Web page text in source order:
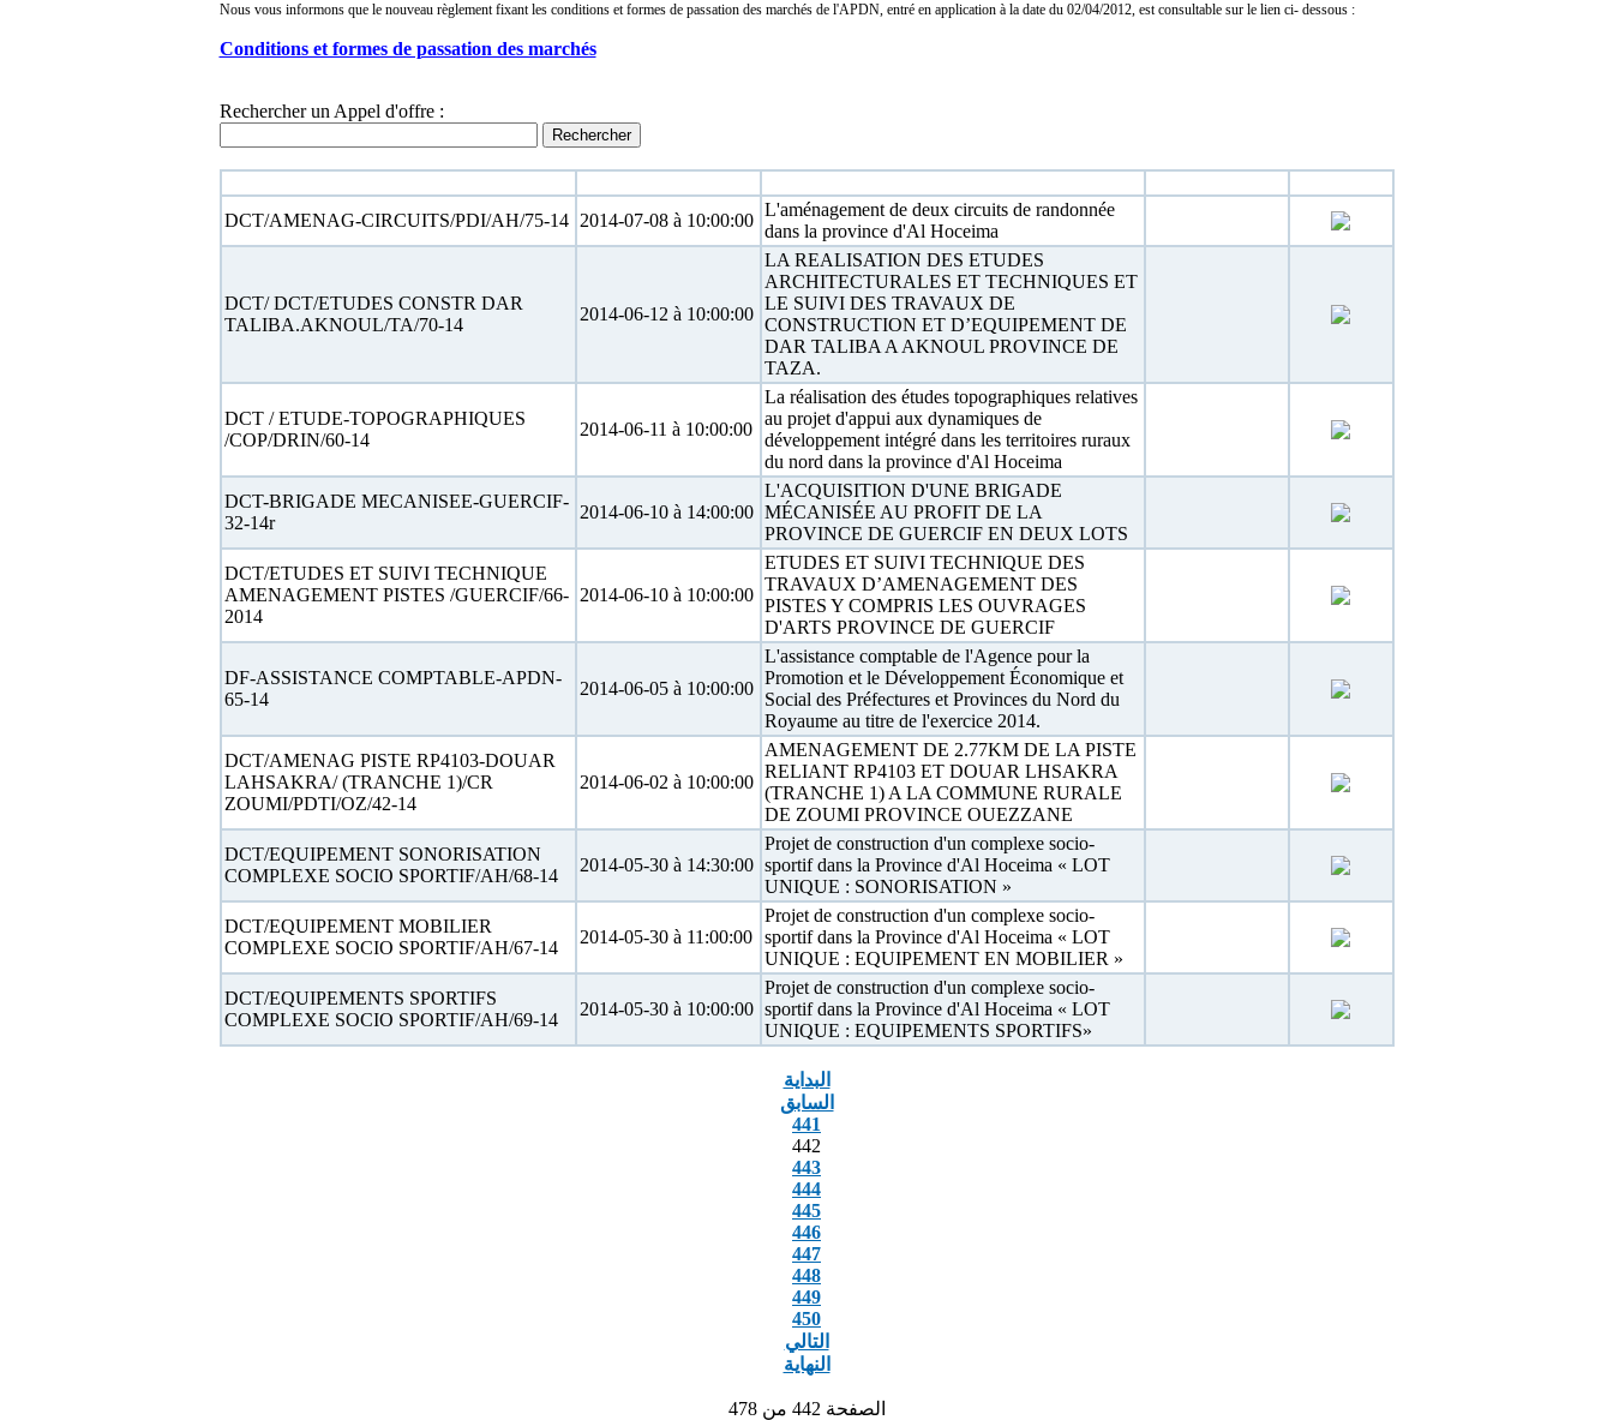
Nous vous informons que le nouveau règlement fixant les conditions et formes de passation des marchés de l'APDN, entré en application à la date du 02/04/2012, est consultable sur le lien ci- dessous :
Conditions et formes de passation des marchés
Rechercher un Appel d'offre :
DCT/AMENAG-CIRCUITS/PDI/AH/75-14 2014-07-08 à 10:00:00
L'aménagement de deux circuits de randonnée
dans la province d'Al Hoceima
DCT/ DCT/ETUDES CONSTR DAR
TALIBA.AKNOUL/TA/70-14
2014-06-12 à 10:00:00
LA REALISATION DES ETUDES
ARCHITECTURALES ET TECHNIQUES ET
LE SUIVI DES TRAVAUX DE
CONSTRUCTION ET D’EQUIPEMENT DE
DAR TALIBA A AKNOUL PROVINCE DE
TAZA.
DCT / ETUDE-TOPOGRAPHIQUES
/COP/DRIN/60-14
2014-06-11 à 10:00:00
La réalisation des études topographiques relatives
au projet d'appui aux dynamiques de
développement intégré dans les territoires ruraux
du nord dans la province d'Al Hoceima
DCT-BRIGADE MECANISEE-GUERCIF-
32-14r
2014-06-10 à 14:00:00
L'ACQUISITION D'UNE BRIGADE
MÉCANISÉE AU PROFIT DE LA
PROVINCE DE GUERCIF EN DEUX LOTS
DCT/ETUDES ET SUIVI TECHNIQUE
AMENAGEMENT PISTES /GUERCIF/66-
2014
2014-06-10 à 10:00:00
ETUDES ET SUIVI TECHNIQUE DES
TRAVAUX D’AMENAGEMENT DES
PISTES Y COMPRIS LES OUVRAGES
D'ARTS PROVINCE DE GUERCIF
DF-ASSISTANCE COMPTABLE-APDN-
65-14
2014-06-05 à 10:00:00
L'assistance comptable de l'Agence pour la
Promotion et le Développement Économique et
Social des Préfectures et Provinces du Nord du
Royaume au titre de l'exercice 2014.
DCT/AMENAG PISTE RP4103-DOUAR
LAHSAKRA/ (TRANCHE 1)/CR
ZOUMI/PDTI/OZ/42-14
2014-06-02 à 10:00:00
AMENAGEMENT DE 2.77KM DE LA PISTE
RELIANT RP4103 ET DOUAR LHSAKRA
(TRANCHE 1) A LA COMMUNE RURALE
DE ZOUMI PROVINCE OUEZZANE
DCT/EQUIPEMENT SONORISATION
COMPLEXE SOCIO SPORTIF/AH/68-14
2014-05-30 à 14:30:00
Projet de construction d'un complexe socio-
sportif dans la Province d'Al Hoceima « LOT
UNIQUE : SONORISATION »
DCT/EQUIPEMENT MOBILIER
COMPLEXE SOCIO SPORTIF/AH/67-14
2014-05-30 à 11:00:00
Projet de construction d'un complexe socio-
sportif dans la Province d'Al Hoceima « LOT
UNIQUE : EQUIPEMENT EN MOBILIER »
DCT/EQUIPEMENTS SPORTIFS
COMPLEXE SOCIO SPORTIF/AH/69-14
2014-05-30 à 10:00:00
Projet de construction d'un complexe socio-
sportif dans la Province d'Al Hoceima « LOT
UNIQUE : EQUIPEMENTS SPORTIFS»
البداية
السابق
441
442
443
444
445
446
447
448
449
450
التالي
النهاية
الصفحة 442 من 478